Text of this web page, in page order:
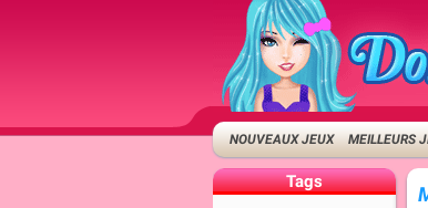
NOUVEAUX JEUX MEILLEURS
Tags